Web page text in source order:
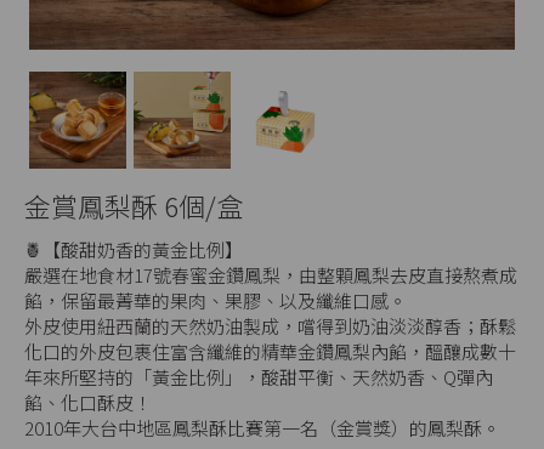
金賞鳳梨酥 6個/盒
🍍【酸甜奶香的黃金比例】
嚴選在地食材17號春蜜金鑽鳳梨，由整顆鳳梨去皮直接熬煮成
餡，保留最菁華的果肉、果膠、以及纖維口感。
外皮使用紐西蘭的天然奶油製成，嚐得到奶油淡淡醇香；酥鬆
化口的外皮包裹住富含纖維的精華金鑽鳳梨內餡，醞釀成數十
年來所堅持的「黃金比例」，酸甜平衡、天然奶香、Q彈內
餡、化口酥皮！
2010年大台中地區鳳梨酥比賽第一名（金賞獎）的鳳梨酥。